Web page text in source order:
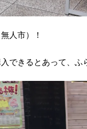
人市）！
できるとあって、ふ